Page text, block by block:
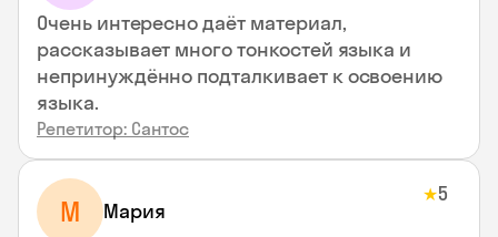
Очень интересно даёт материал,
рассказывает много тонкостей языка и
непринуждённо подталкивает к освоению
языка.
Репетитор: Сантос
М Мария
★5